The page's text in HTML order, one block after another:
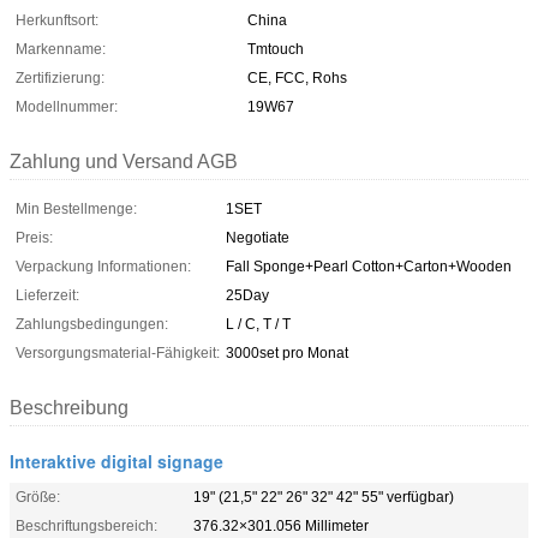
Herkunftsort:
China
Markenname:
Tmtouch
Zertifizierung:
CE, FCC, Rohs
Modellnummer:
19W67
Zahlung und Versand AGB
Min Bestellmenge:
1SET
Preis:
Negotiate
Verpackung Informationen:
Fall Sponge+Pearl Cotton+Carton+Wooden
Lieferzeit:
25Day
Zahlungsbedingungen:
L / C, T / T
Versorgungsmaterial-Fähigkeit: 3000set pro Monat
Beschreibung
Interaktive digital signage
Größe:
19" (21,5" 22" 26" 32" 42" 55" verfügbar)
Beschriftungsbereich:
376.32×301.056 Millimeter